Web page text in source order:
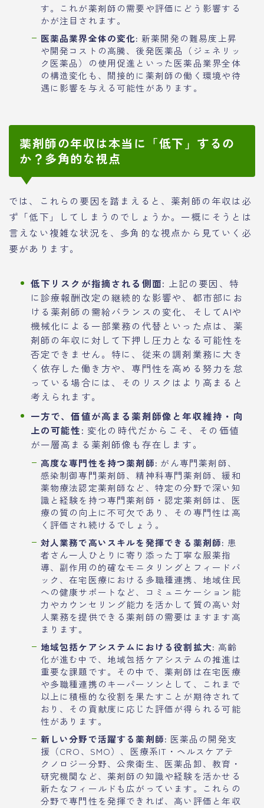
す。これが薬剤師の需要や評価にどう影響する
かが注目されます。
医薬品業界全体の変化: 新薬開発の難易度上昇
や開発コストの高騰、後発医薬品（ジェネリッ
ク医薬品）の使用促進といった医薬品業界全体
の構造変化も、間接的に薬剤師の働く環境や待
遇に影響を与える可能性があります。
薬剤師の年収は本当に「低下」するの
か？多角的な視点
では、これらの要因を踏まえると、薬剤師の年収は必
ず「低下」してしまうのでしょうか。一概にそうとは
言えない複雑な状況を、多角的な視点から見ていく必
要があります。
低下リスクが指摘される側面:
上記の要因、特
に診療報酬改定の継続的な影響や、都市部にお
ける薬剤師の需給バランスの変化、そしてAIや
機械化による一部業務の代替といった点は、薬
剤師の年収に対して下押し圧力となる可能性を
否定できません。特に、従来の調剤業務に大き
く依存した働き方や、専門性を高める努力を怠
っている場合には、そのリスクはより高まると
考えられます。
一方で、価値が高まる薬剤師像と年収維持・向
上の可能性: 変化の時代だからこそ、その価値
が一層高まる薬剤師像も存在します。
高度な専門性を持つ薬剤師: がん専門薬剤師、
感染制御専門薬剤師、精神科専門薬剤師、緩和
薬物療法認定薬剤師など、特定の分野で深い知
識と経験を持つ専門薬剤師・認定薬剤師は、医
療の質の向上に不可欠であり、その専門性は高
く評価され続けるでしょう。
対人業務で高いスキルを発揮できる薬剤師: 患
者さん一人ひとりに寄り添った丁寧な服薬指
導、副作用の的確なモニタリングとフィードバ
ック、在宅医療における多職種連携、地域住民
への健康サポートなど、コミュニケーション能
力やカウンセリング能力を活かして質の高い対
人業務を提供できる薬剤師の需要はますます高
まります。
地域包括ケアシステムにおける役割拡大: 高齢
化が進む中で、地域包括ケアシステムの推進は
重要な課題です。その中で、薬剤師は在宅医療
や多職種連携のキーパーソンとして、これまで
以上に積極的な役割を果たすことが期待されて
おり、その貢献度に応じた評価が得られる可能
性があります。
新しい分野で活躍する薬剤師: 医薬品の開発支
援（CRO、SMO）、医療系IT・ヘルスケアテ
クノロジー分野、公衆衛生、医薬品卸、教育・
研究機関など、薬剤師の知識や経験を活かせる
新たなフィールドも広がっています。これらの
分野で専門性を発揮できれば、高い評価と年収